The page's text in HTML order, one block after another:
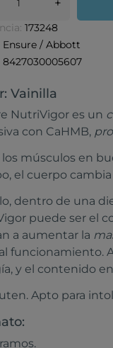
173248
Ensure / Abbott
8427030005607
Vainilla
NutriVigor es un
con CaHMB,
los músculos en
el cuerpo
dentro de una
puede ser el
a aumentar la
funcionamiento.
y el contenido
Apto para